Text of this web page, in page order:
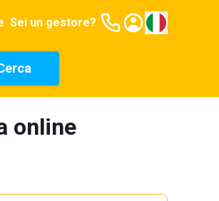
Sei un gestore?
online